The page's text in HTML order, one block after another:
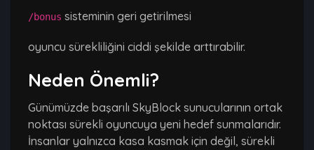
/bonus sisteminin geri getirilmesi
oyuncu sürekliliğini ciddi şekilde arttırabilir.
Neden Önemli?
Günümüzde başarılı SkyBlock sunucularının ortak
noktası sürekli oyuncuya yeni hedef sunmalarıdır.
İnsanlar yalnızca kasa kasmak için değil, sürekli